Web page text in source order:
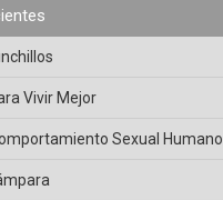
Vivir Mejor
Sexual Humano